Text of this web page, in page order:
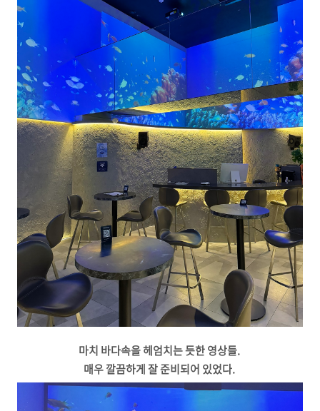
마치 바다속을 헤엄치는 듯한 영상들.
매우 깔끔하게 잘 준비되어 있었다.